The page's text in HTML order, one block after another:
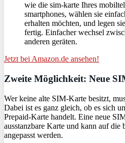
wie die sim-karte Ihres
smartphones, wählen sie
erhalten möchten, und legen
fertig. Einfacher wechsel
anderen geräten.
Jetzt bei Amazon.de ansehen!
Zweite Möglichkeit: Neue
Wer keine alte SIM-Karte besitzt,
Dabei ist es ganz gleich, ob es sich
Prepaid-Karte handelt. Eine neue
ausstanzbare Karte und kann auf die
angepasst werden.